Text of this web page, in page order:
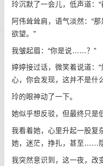
玲沉默了一会儿，低声道：“
阿伟耸耸肩，语气淡然：“
欲望。”
我皱起眉：“你是说……？”
婷婷接过话，微笑着说道：
心，你会发现，这并不是什
玲的眼神动了一下。
她似乎想反驳，但最终只是
我看着她，心里升起一股
她，迷茫，挣扎，甚至……
我突然意识到，这一夜，改